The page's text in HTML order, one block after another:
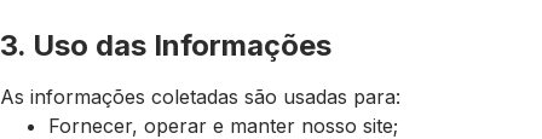
3. Uso das Informações
As informações coletadas são usadas para:
Fornecer, operar e manter nosso site;